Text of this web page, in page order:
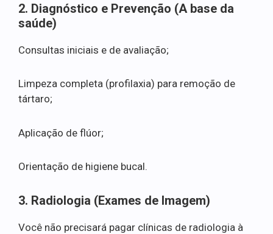
2. Diagnóstico e Prevenção (A base da
saúde)
Consultas iniciais e de avaliação;
Limpeza completa (profilaxia) para remoção de
tártaro;
Aplicação de flúor;
Orientação de higiene bucal.
3. Radiologia (Exames de Imagem)
Você não precisará pagar clínicas de radiologia à